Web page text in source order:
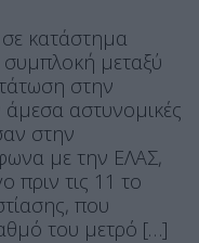
κατάστημα
μεταξύ
στην
αστυνομικές
στην
με την ΕΛΑΣ,
πριν τις 11 το
που
του μετρό […]